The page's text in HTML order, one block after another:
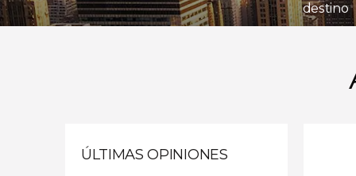
destino
ÚLTIMAS OPINIONES